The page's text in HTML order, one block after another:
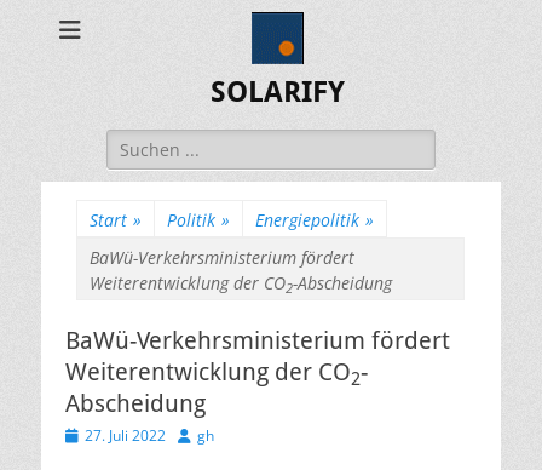
SOLARIFY
Suchen
nach:
Start » Politik » Energiepolitik »
BaWü-Verkehrsministerium fördert
Weiterentwicklung der CO2-Abscheidung
BaWü-Verkehrsministerium fördert
Weiterentwicklung der CO2-
Abscheidung
Veröffentlicht
27. Juli 2022 Autor
gh